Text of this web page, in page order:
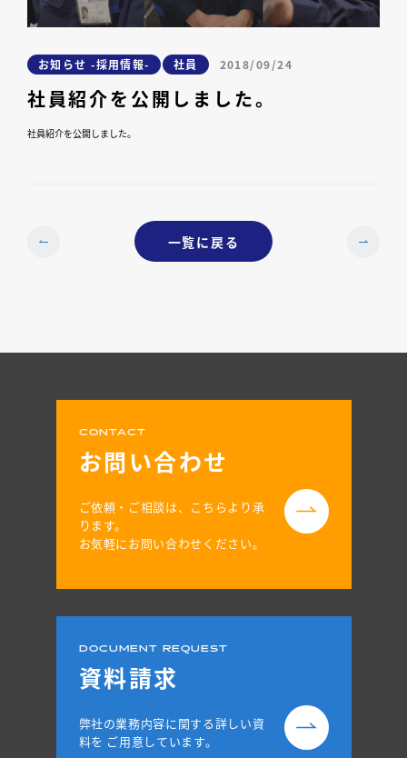
お知らせ -採用情報- 社員 2018/09/24
社員紹介を公開しました。
社員紹介を公開しました。
一覧に戻る
CONTACT
お問い合わせ
ご依頼・ご相談は、こちらより承
ります。
お気軽にお問い合わせください。
DOCUMENT REQUEST
資料請求
弊社の業務内容に関する詳しい資
料を ご用意しています。